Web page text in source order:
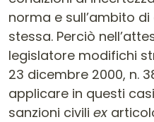
norma e sull’ambito
stessa. Perciò
legislatore modifichi
23 dicembre 2000, n.
applicare in questi
sanzioni civili ex